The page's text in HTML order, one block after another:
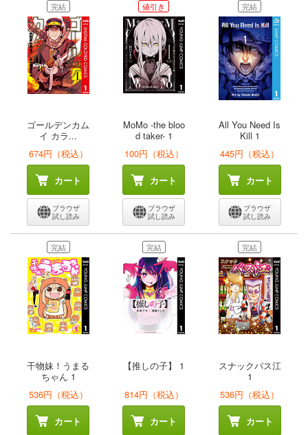
完結
ゴールデンカム
イ カラ...
674円（税込）
カート
ブラウザ
試し読み
値引き
MoMo -the bloo
d taker- 1
100円（税込）
カート
ブラウザ
試し読み
完結
All You Need Is
Kill 1
445円（税込）
カート
ブラウザ
試し読み
完結
干物妹！うまる
ちゃん 1
536円（税込）
カート
完結
【推しの子】 1
814円（税込）
カート
完結
スナックバス江
1
536円（税込）
カート